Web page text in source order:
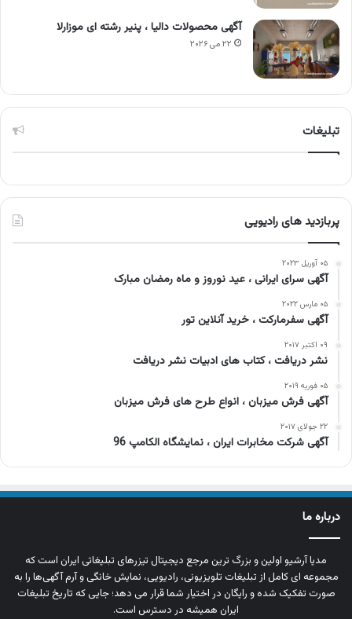
آگهی محصولات دالیا ، پنیر رشته ای موزارلا
۲۲ می ۲۰۲۶
تبلیغات
پربازدید های رادیویی
۰۵ آوریل ۲۰۲۳
آگهی سرای ایرانی ، عید نوروز و ماه رمضان مبارک
۰۵ مارس ۲۰۲۲
آگهی سفرمارکت ، خرید آنلاین تور
۰۹ اکتبر ۲۰۱۷
نشر دریافت ، کتاب های ادبیات نشر دریافت
۰۵ فوریه ۲۰۱۹
آگهی فرش میزبان ، انواع طرح های فرش میزبان
۲۲ جولای ۲۰۱۷
آگهی شرکت مخابرات ایران ، نمایشگاه الکامپ 96
درباره ما
مدیا آرشیو اولین و بزرگ‌ ترین مرجع دیجیتال تیزرهای تبلیغاتی ایران است که
مجموعه‌ ای کامل از تبلیغات تلویزیونی، رادیویی، نمایش خانگی و آرم‌ آگهی‌ها را به‌
صورت تفکیک‌ شده و رایگان در اختیار شما قرار می‌ دهد؛ جایی که تاریخ تبلیغات
ایران همیشه در دسترس است.